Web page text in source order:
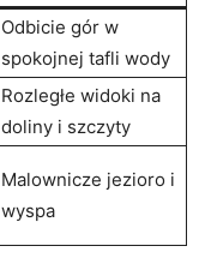
Odbicie gór w
spokojnej tafli wody
Rozległe ⁢widoki⁤ na
doliny i szczyty
Malownicze jezioro i
wyspa